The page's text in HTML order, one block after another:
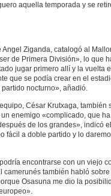
aquella temporada y se
Angel Ziganda, catalogó al
de Primera División», lo que
jugar primero allí y la vuelta
que se podía crear en el
nocturno», añadió.
César Krutxaga, también
enemigo «complicado, que
de los grandes», indicó
fácil a doble partido y lo
encontrarse con un viejo
camerunés también habló
Osasuna me dio la